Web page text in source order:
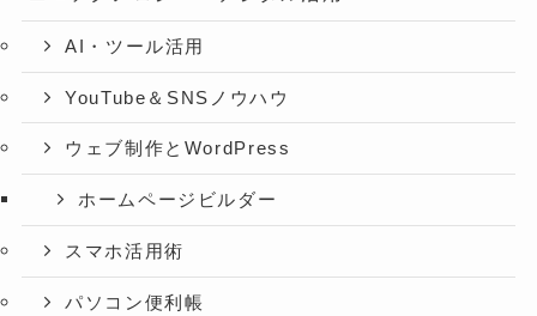
AI・ツール活用
YouTube＆SNSノウハウ
ウェブ制作とWordPress
ホームページビルダー
スマホ活用術
パソコン便利帳